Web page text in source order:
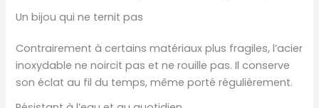
Un bijou qui ne ternit pas
Contrairement à certains matériaux plus fragiles, l’acier
inoxydable ne noircit pas et ne rouille pas. Il conserve
son éclat au fil du temps, même porté régulièrement.